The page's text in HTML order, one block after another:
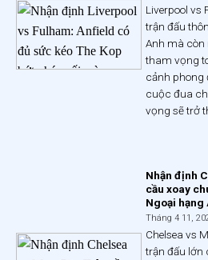
Liverpool vs
trận đấu
Anh mà còn
tham vọng
cảnh phong
cuộc đua
vọng sẽ trở
Nhận định
cầu xoay
Ngoại hạng
Tháng 4 11,
Chelsea vs
trận đấu lớn